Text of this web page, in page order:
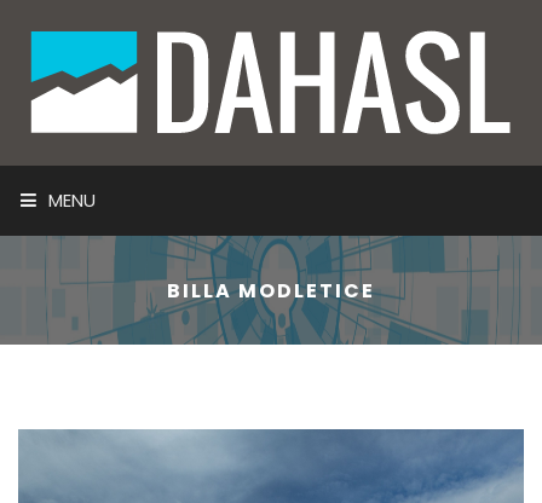
MENU
ÚVOD
TECHNOLOGIE A SYSTÉMY
BILLA MODLETICE